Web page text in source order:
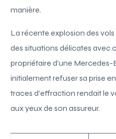
manière.
La récente explosion des
des situations délicates avec
propriétaire d’une Mercedes-
initialement refuser sa prise
traces d’effraction rendait le
aux yeux de son assureur.